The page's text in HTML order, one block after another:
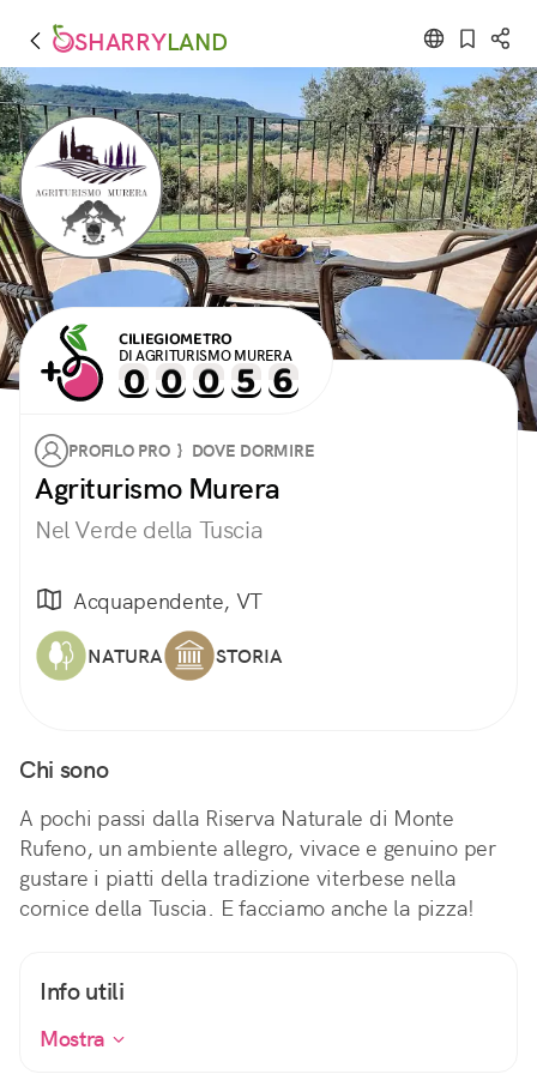
SHARRYLAND
CILIEGIOMETRO
DI AGRITURISMO MURERA
PROFILO PRO } DOVE DORMIRE
Agriturismo Murera
Nel Verde della Tuscia
Acquapendente, VT
NATURA STORIA
Chi sono
A pochi passi dalla Riserva Naturale di Monte
Rufeno, un ambiente allegro, vivace e genuino per
gustare i piatti della tradizione viterbese nella
cornice della Tuscia. E facciamo anche la pizza!
Info utili
Mostra